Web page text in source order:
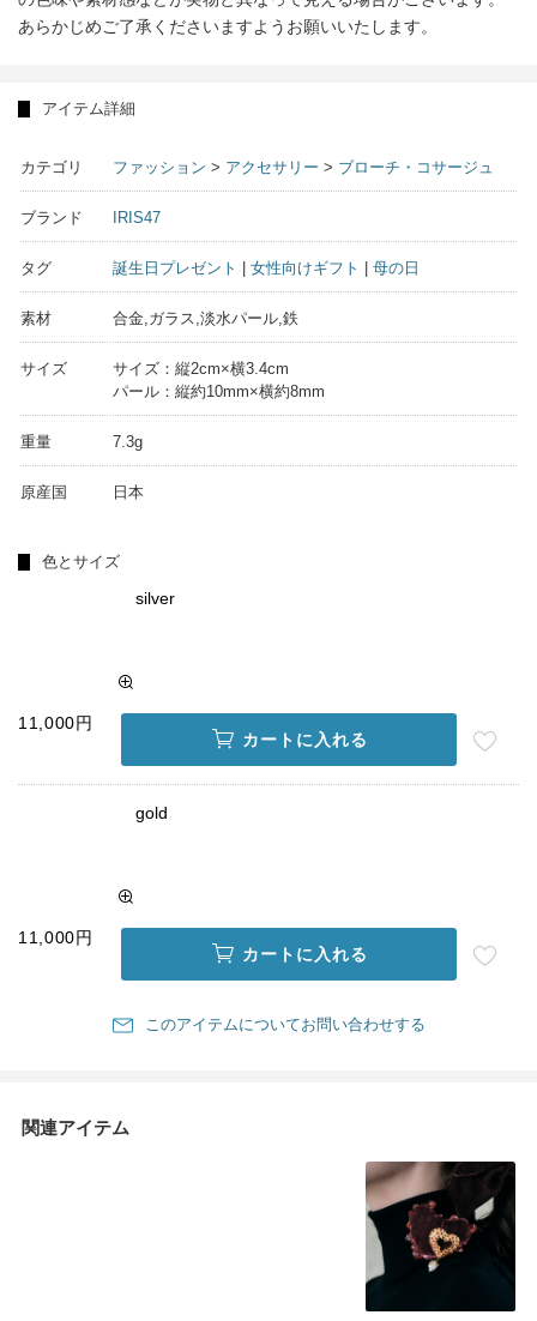
あらかじめご了承くださいますようお願いいたします。
アイテム詳細
カテゴリ ファッション > アクセサリー > ブローチ・コサージュ
ブランド IRIS47
タグ 誕生日プレゼント 女性向けギフト 母の日
素材 合金,ガラス,淡水パール,鉄
サイズ
サイズ：縦2cm×横3.4cm
パール：縦約10mm×横約8mm
重量 7.3g
原産国 日本
色とサイズ
silver
11,000円
カートに入れる
gold
11,000円
カートに入れる
このアイテムについてお問い合わせする
関連アイテム